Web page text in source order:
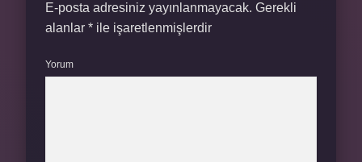
E-posta adresiniz yayınlanmayacak. Gerekli
alanlar * ile işaretlenmişlerdir
Yorum